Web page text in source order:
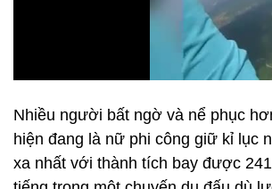
Nhiều người bất ngờ và nể phục
hiện đang là nữ phi công giữ kỉ lục
xa nhất với thành tích bay được